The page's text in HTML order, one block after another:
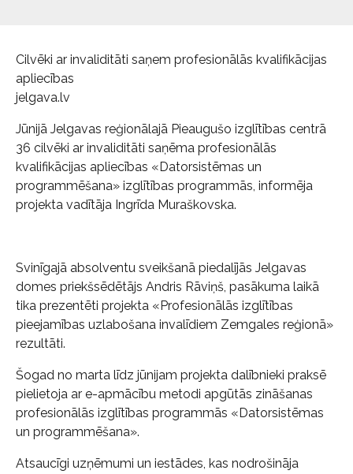
Cilvēki ar invaliditāti saņem profesionālās kvalifikācijas
apliecības
jelgava.lv
Jūnijā Jelgavas reģionālajā Pieaugušo izglītības centrā
36 cilvēki ar invaliditāti saņēma profesionālās
kvalifikācijas apliecības «Datorsistēmas un
programmēšana» izglītības programmās, informēja
projekta vadītāja Ingrīda Muraškovska.
Svinīgajā absolventu sveikšanā piedalījās Jelgavas
domes priekšsēdētājs Andris Rāviņš, pasākuma laikā
tika prezentēti projekta «Profesionālās izglītības
pieejamības uzlabošana invalīdiem Zemgales reģionā»
rezultāti.
Šogad no marta līdz jūnijam projekta dalībnieki praksē
pielietoja ar e-apmācību metodi apgūtās zināšanas
profesionālās izglītības programmās «Datorsistēmas
un programmēšana».
Atsaucīgi uzņēmumi un iestādes, kas nodrošināja